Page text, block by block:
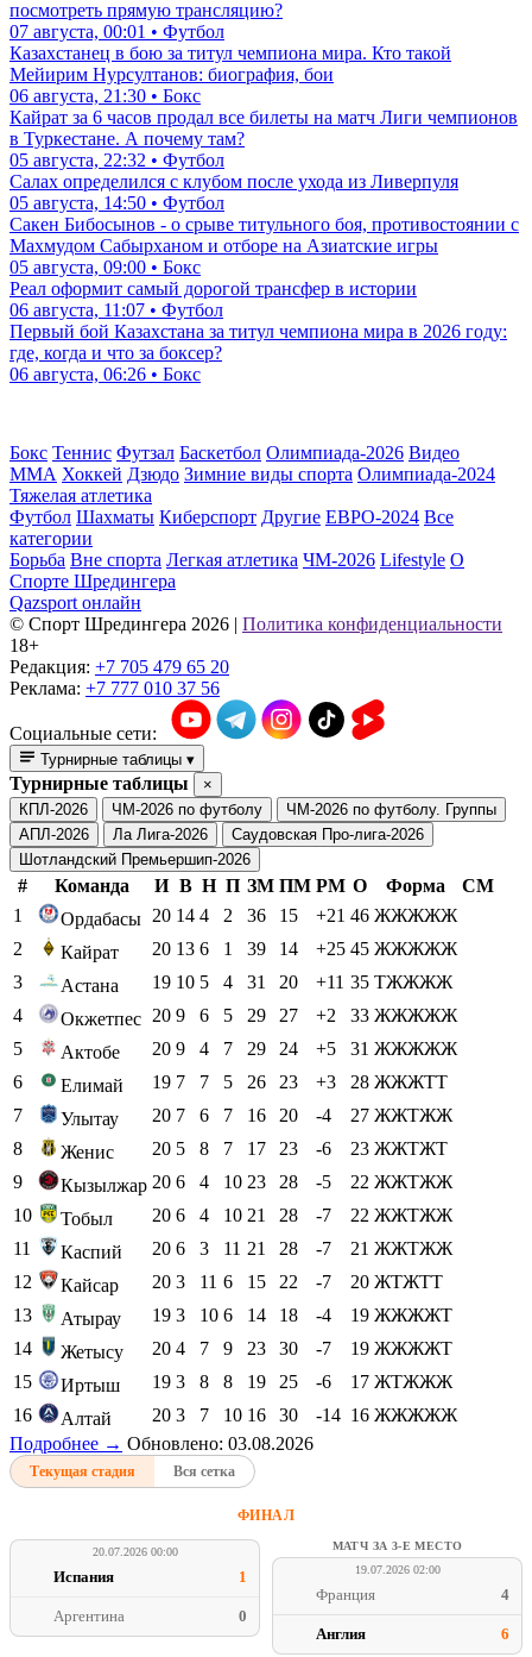
посмотреть прямую трансляцию?
07 августа, 00:01 • Футбол
Казахстанец в бою за титул чемпиона мира. Кто такой
Мейирим Нурсултанов: биография, бои
06 августа, 21:30 • Бокс
Кайрат за 6 часов продал все билеты на матч Лиги чемпионов
в Туркестане. А почему там?
05 августа, 22:32 • Футбол
Салах определился с клубом после ухода из Ливерпуля
05 августа, 14:50 • Футбол
Сакен Бибосынов - о срыве титульного боя, противостоянии с
Махмудом Сабырханом и отборе на Азиатские игры
05 августа, 09:00 • Бокс
Реал оформит самый дорогой трансфер в истории
06 августа, 11:07 • Футбол
Первый бой Казахстана за титул чемпиона мира в 2026 году:
где, когда и что за боксер?
06 августа, 06:26 • Бокс
Бокс Теннис Футзал Баскетбол Олимпиада-2026 Видео
ММА Хоккей Дзюдо Зимние виды спорта Олимпиада-2024
Тяжелая атлетика
Футбол Шахматы Киберспорт Другие ЕВРО-2024 Все
категории
Борьба Вне спорта Легкая атлетика ЧМ-2026 Lifestyle О
Спорте Шредингера
Qazsport онлайн
© Cпорт Шредингера 2026 | Политика конфиденциальности
18+
Редакция: +7 705 479 65 20
Реклама: +7 777 010 37 56
Социальные сети:
Турнирные таблицы ▾
Турнирные таблицы
×
КПЛ-2026
ЧМ-2026 по футболу
ЧМ-2026 по футболу. Группы
АПЛ-2026
Ла Лига-2026
Саудовская Про-лига-2026
Шотландский Премьершип-2026
# Команда И В Н П ЗМ ПМ РМ О Форма
СМ
1
Ордабасы 20 14 4 2 36 15 +21 46 ЖЖЖЖЖ
2
Кайрат 20 13 6 1 39 14 +25 45 ЖЖЖЖЖ
3
Астана 19 10 5 4 31 20 +11 35 ТЖЖЖЖ
4
Окжетпес 20 9 6 5 29 27 +2 33 ЖЖЖЖЖ
5
Актобе 20 9 4 7 29 24 +5 31 ЖЖЖЖЖ
6
Елимай 19 7 7 5 26 23 +3 28 ЖЖЖТТ
7
Улытау 20 7 6 7 16 20 -4 27 ЖЖТЖЖ
8
Женис 20 5 8 7 17 23 -6 23 ЖЖТЖТ
9
Кызылжар 20 6 4 10 23 28 -5 22 ЖЖТЖЖ
10
Тобыл 20 6 4 10 21 28 -7 22 ЖЖТЖЖ
11
Каспий 20 6 3 11 21 28 -7 21 ЖЖТЖЖ
12
Кайсар 20 3 11 6 15 22 -7 20 ЖТЖТТ
13
Атырау 19 3 10 6 14 18 -4 19 ЖЖЖЖТ
14
Жетысу 20 4 7 9 23 30 -7 19 ЖЖЖЖТ
15
Иртыш 19 3 8 8 19 25 -6 17 ЖТЖЖЖ
16
Алтай 20 3 7 10 16 30 -14 16 ЖЖЖЖЖ
Подробнее → Обновлено: 03.08.2026
Текущая стадия Вся сетка
ФИНАЛ
20.07.2026 00:00
Испания 1
Аргентина 0
МАТЧ ЗА 3-Е МЕСТО
19.07.2026 02:00
Франция 4
Англия 6